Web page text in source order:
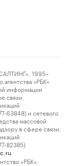
1995–
«РБК»
информации
связи,
63848) и сетевого
массовой
в сфере связи,
82385)
«РБК».